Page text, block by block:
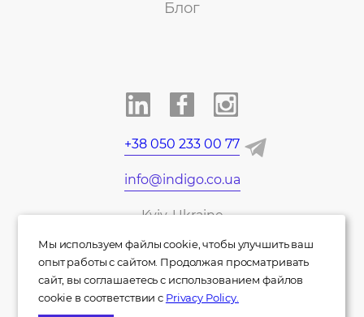
+38 050 233 00 77
info@indigo.co.ua
Kyiv, Ukraine
UA EN DE
Блог
Мы используем файлы cookie, чтобы улучшить ваш
опыт работы с сайтом. Продолжая просматривать
сайт, вы соглашаетесь с использованием файлов
cookie в соответствии с Privacy Policy.